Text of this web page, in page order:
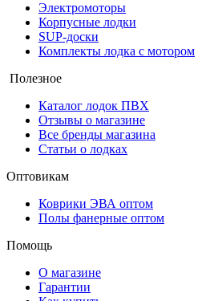
Электромоторы
Корпусные лодки
SUP-доски
Комплекты лодка с мотором
Полезное
Каталог лодок ПВХ
Отзывы о магазине
Все бренды магазина
Статьи о лодках
Оптовикам
Коврики ЭВА оптом
Полы фанерные оптом
Помощь
О магазине
Гарантии